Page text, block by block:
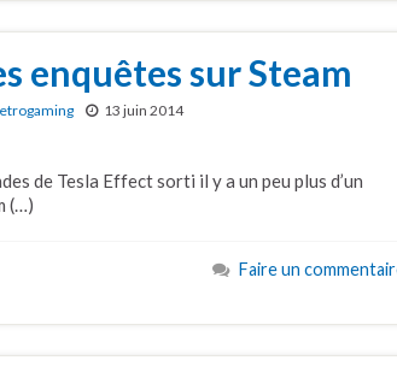
enquêtes sur Steam
13 juin 2014
de Tesla Effect sorti il y a un peu plus d’un
(…)
Faire un